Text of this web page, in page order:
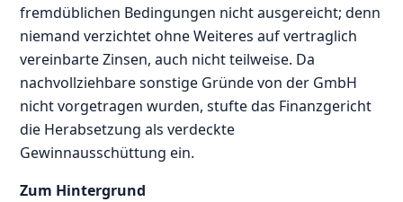
fremdüblichen Bedingungen nicht ausgereicht; denn
niemand verzichtet ohne Weiteres auf vertraglich
vereinbarte Zinsen, auch nicht teilweise. Da
nachvollziehbare sonstige Gründe von der GmbH
nicht vorgetragen wurden, stufte das Finanzgericht
die Herabsetzung als verdeckte
Gewinnausschüttung ein.
Zum Hintergrund